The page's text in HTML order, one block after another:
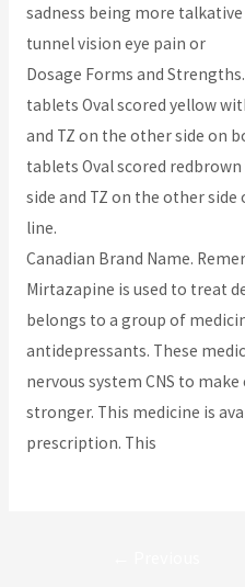
sadness being more
tunnel vision eye pain or
Dosage Forms and
tablets Oval scored yellow
and TZ on the other side on
tablets Oval scored
side and TZ on the other
line.
Canadian Brand Name.
Mirtazapine is used to treat
belongs to a group of
antidepressants. These
nervous system CNS to
stronger. This medicine is
prescription. This